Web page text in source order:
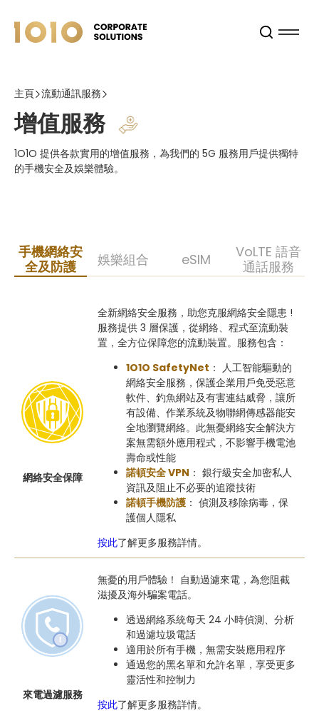
主頁 流動通訊服務
增值服務
1O1O 提供各款實用的增值服務，為我們的 5G 服務用戶提供獨特
的手機安全及娛樂體驗。
手機網絡安
全及防護
娛樂組合 eSIM
VoLTE 語音
通話服務
網絡安全保障
全新網絡安全服務，助您克服網絡安全隱患 !
服務提供 3 層保護，從網絡、程式至流動裝
置，全方位保障您的流動裝置。服務包含：
1O1O SafetyNet ： 人工智能驅動的
網絡安全服務，保護企業用戶免受惡意
軟件、釣魚網站及有害連結威脅，讓所
有設備、作業系統及物聯網傳感器能安
全地瀏覽網絡。此無憂網絡安全解決方
案無需額外應用程式，不影響手機電池
壽命或性能
諾頓安全 VPN ： 銀行級安全加密私人
資訊及阻止不必要的追蹤技術
諾頓手機防護 ： 偵測及移除病毒，保
護個人隱私
按此了解更多服務詳情。
來電過濾服務
無憂的用戶體驗！ 自動過濾來電，為您阻截
滋擾及海外騙案電話。
透過網絡系統每天 24 小時偵測、分析
和過濾垃圾電話
適用於所有手機，無需安裝應用程序
通過您的黑名單和允許名單，享受更多
靈活性和控制力
按此了解更多服務詳情。